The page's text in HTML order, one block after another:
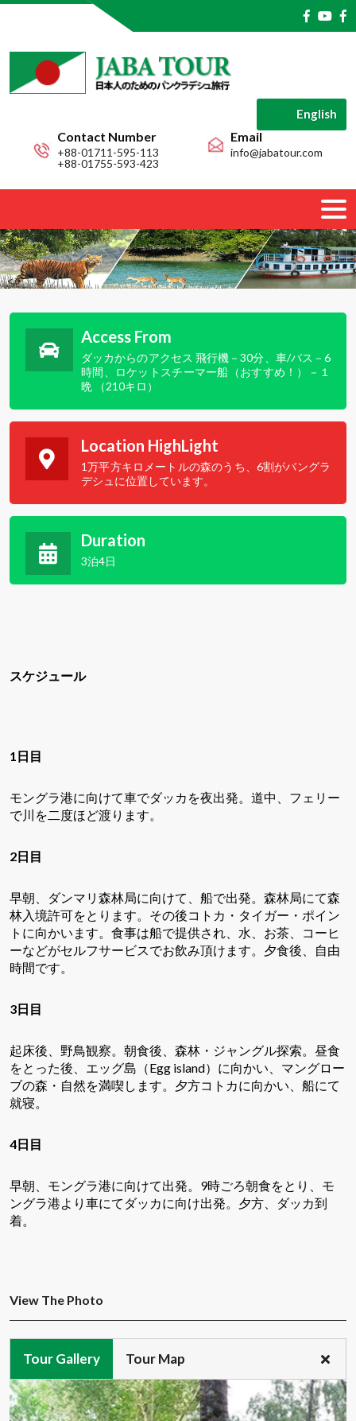
English
Contact Number
+88-01711-595-113
+88-01755-593-423
Email
info@jabatour.com
Access From
ダッカからのアクセス 飛行機－30分、車/バス－6
時間、ロケットスチーマー船（おすすめ！）－１
晩 （210キロ）
Location HighLight
1万平方キロメートルの森のうち、6割がバングラ
デシュに位置しています。
Duration
3泊4日
スケジュール
1日目
モングラ港に向けて車でダッカを夜出発。道中、フェリー
で川を二度ほど渡ります。
2日目
早朝、ダンマリ森林局に向けて、船で出発。森林局にて森
林入境許可をとります。その後コトカ・タイガー・ポイン
トに向かいます。食事は船で提供され、水、お茶、コーヒ
ーなどがセルフサービスでお飲み頂けます。夕食後、自由
時間です。
3日目
起床後、野鳥観察。朝食後、森林・ジャングル探索。昼食
をとった後、エッグ島（Egg island）に向かい、マングロー
ブの森・自然を満喫します。夕方コトカに向かい、船にて
就寝。
4日目
早朝、モングラ港に向けて出発。 9時ごろ朝食をとり、モ
ングラ港より車にてダッカに向け出発。夕方、ダッカ到
着。
View The Photo
Tour Gallery Tour Map